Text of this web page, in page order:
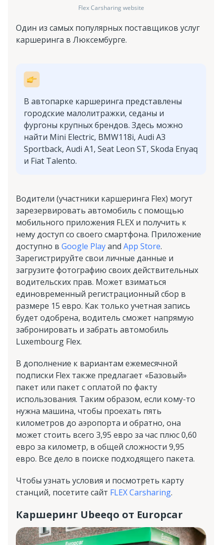
Flex Carsharing website
Один из самых популярных поставщиков услуг
каршеринга в Люксембурге.
В автопарке каршеринга представлены
городские малолитражки, седаны и
фургоны крупных брендов. Здесь можно
найти Mini Electric, BMW118i, Audi A3
Sportback, Audi A1, Seat Leon ST, Skoda Enyaq
и Fiat Talento.
Водители (участники каршеринга Flex) могут
зарезервировать автомобиль с помощью
мобильного приложения FLEX и получить к
нему доступ со своего смартфона. Приложение
доступно в Google Playand App Store.
Зарегистрируйте свои личные данные и
загрузите фотографию своих действительных
водительских прав. Может взиматься
единовременный регистрационный сбор в
размере 15 евро. Как только учетная запись
будет одобрена, водитель сможет напрямую
забронировать и забрать автомобиль
Luxembourg Flex.
В дополнение к вариантам ежемесячной
подписки Flex также предлагает «Базовый»
пакет или пакет с оплатой по факту
использования. Таким образом, если кому-то
нужна машина, чтобы проехать пять
километров до аэропорта и обратно, она
может стоить всего 3,95 евро за час плюс 0,60
евро за километр, в общей сложности 9,95
евро. Все дело в поиске подходящего пакета.
Чтобы узнать условия и посмотреть карту
станций, посетите сайт FLEX Carsharing.
Каршеринг Ubeeqo от Europcar